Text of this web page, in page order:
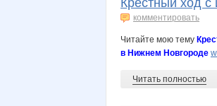
Крестный ход
комментировать
Читайте мою тему
в Нижнем Новгороде
Читать полностью